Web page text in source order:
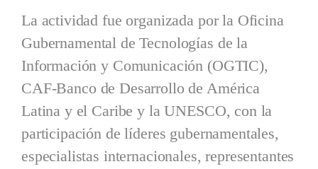
La actividad fue organizada por la Oficina
Gubernamental de Tecnologías de la
Información y Comunicación (OGTIC),
CAF-Banco de Desarrollo de América
Latina y el Caribe y la UNESCO, con la
participación de líderes gubernamentales,
especialistas internacionales, representantes